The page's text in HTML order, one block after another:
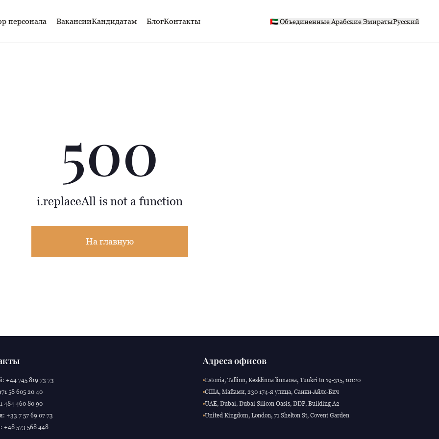
персонала ВакансииКандидатам БлогКонтакты 🇦🇪 Объединенные Арабские ЭмиратыРусский
500
i.replaceAll is not a function
На главную
+44 745 819 73 73
58 605 20 40
484 460 80 90
+33 7 57 69 07 73
+48 573 568 448
Адреса офисов
Estonia, Tallinn, Kesklinna linnaosa, Tuukri tn 19-315, 10120
США, Майами, 230 174-я улица, Санни-Айлс-Бич
UAE, Dubai, Dubai Silicon Oasis, DDP, Building A2
United Kingdom, London, 71 Shelton St, Covent Garden